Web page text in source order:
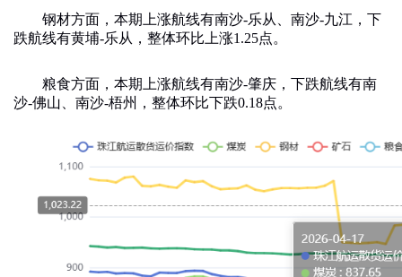
钢材方面，本期上涨航线有南沙-乐从、南沙-九江，下
跌航线有黄埔-乐从，整体环比上涨1.25点。
粮食方面，本期上涨航线有南沙-肇庆，下跌航线有南
沙-佛山、南沙-梧州，整体环比下跌0.18点。